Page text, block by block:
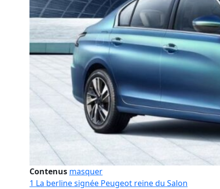
Contenus masquer
1 La berline signée Peugeot reine du Salon